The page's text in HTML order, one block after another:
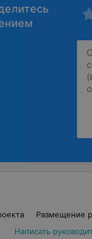
Размещение
Написать